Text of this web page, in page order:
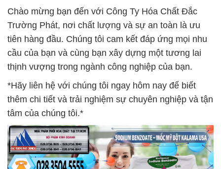
Chào mừng bạn đến với Công Ty Hóa Chất Đắc
Trường Phát, nơi chất lượng và sự an toàn là ưu
tiên hàng đầu. Chúng tôi cam kết đáp ứng mọi nhu
cầu của bạn và cùng bạn xây dựng một tương lai
thịnh vượng trong ngành công nghiệp của bạn.
*Hãy liên hệ với chúng tôi ngay hôm nay để biết
thêm chi tiết và trải nghiệm sự chuyên nghiệp và tận
tâm của chúng tôi.*